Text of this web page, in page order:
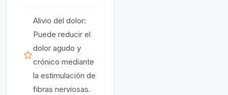
Alivio del dolor:
Puede reducir el
dolor agudo y
crónico mediante
la estimulación de
fibras nerviosas.